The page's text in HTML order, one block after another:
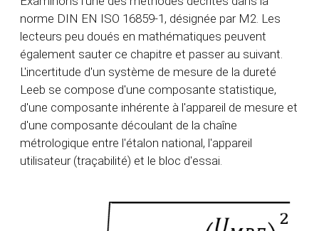
norme DIN EN ISO 16859-1, désignée par M2. Les
lecteurs peu doués en mathématiques peuvent
également sauter ce chapitre et passer au suivant.
L'incertitude d'un système de mesure de la dureté
Leeb se compose d'une composante statistique,
d'une composante inhérente à l'appareil de mesure et
d'une composante découlant de la chaîne
métrologique entre l'étalon national, l'appareil
utilisateur (traçabilité) et le bloc d'essai.